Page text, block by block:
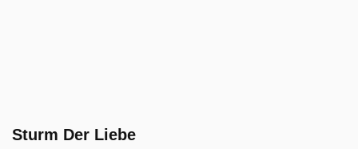
Sturm Der Liebe